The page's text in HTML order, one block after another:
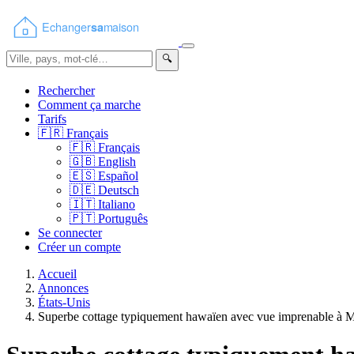
🔍
Rechercher
Comment ça marche
Tarifs
🇫🇷 Français
🇫🇷 Français
🇬🇧 English
🇪🇸 Español
🇩🇪 Deutsch
🇮🇹 Italiano
🇵🇹 Português
Se connecter
Créer un compte
Accueil
Annonces
États-Unis
Superbe cottage typiquement hawaïen avec vue imprenable à